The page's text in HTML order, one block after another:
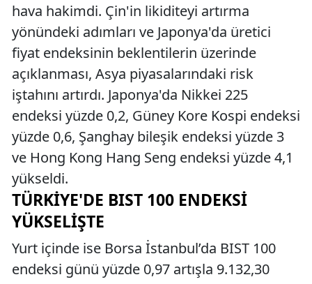
hava hakimdi. Çin'in likiditeyi artırma
yönündeki adımları ve Japonya'da üretici
fiyat endeksinin beklentilerin üzerinde
açıklanması, Asya piyasalarındaki risk
iştahını artırdı. Japonya'da Nikkei 225
endeksi yüzde 0,2, Güney Kore Kospi endeksi
yüzde 0,6, Şanghay bileşik endeksi yüzde 3
ve Hong Kong Hang Seng endeksi yüzde 4,1
yükseldi.
TÜRKIYE'DE BIST 100 ENDEKSI
YÜKSELIŞTE
Yurt içinde ise Borsa İstanbul’da BIST 100
endeksi günü yüzde 0,97 artışla 9.132,30